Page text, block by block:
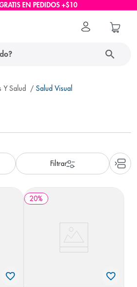
EN PEDIDOS +$10
Y Salud Salud Visual
20%